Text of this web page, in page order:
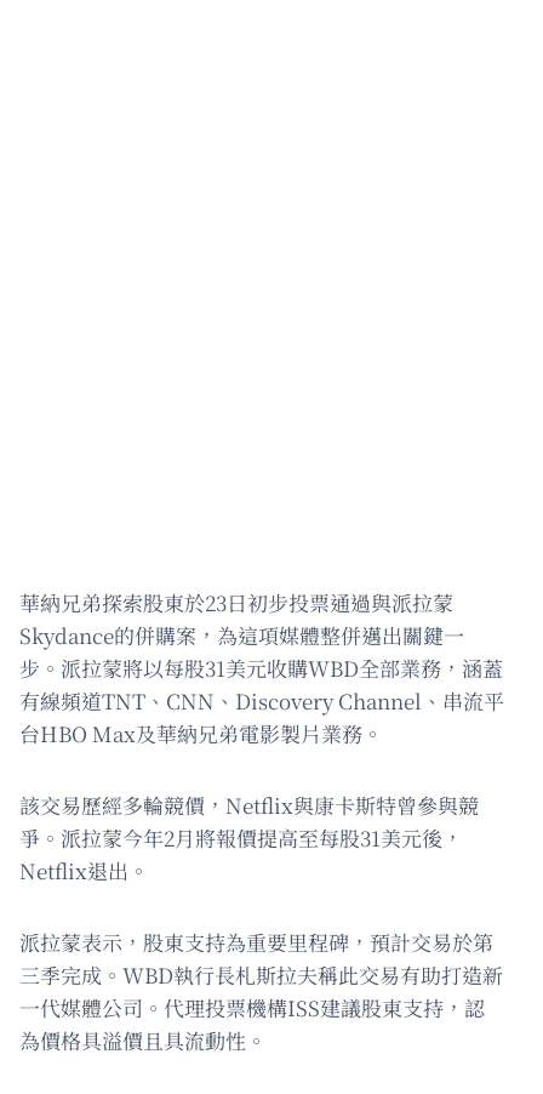
華納兄弟探索股東於23日初步投票通過與派拉蒙
Skydance的併購案，為這項媒體整併邁出關鍵一
步。派拉蒙將以每股31美元收購WBD全部業務，涵蓋
有線頻道TNT、CNN、Discovery Channel、串流平
台HBO Max及華納兄弟電影製片業務。
該交易歷經多輪競價，Netflix與康卡斯特曾參與競
爭。派拉蒙今年2月將報價提高至每股31美元後，
Netflix退出。
派拉蒙表示，股東支持為重要里程碑，預計交易於第
三季完成。WBD執行長札斯拉夫稱此交易有助打造新
一代媒體公司。代理投票機構ISS建議股東支持，認
為價格具溢價且具流動性。